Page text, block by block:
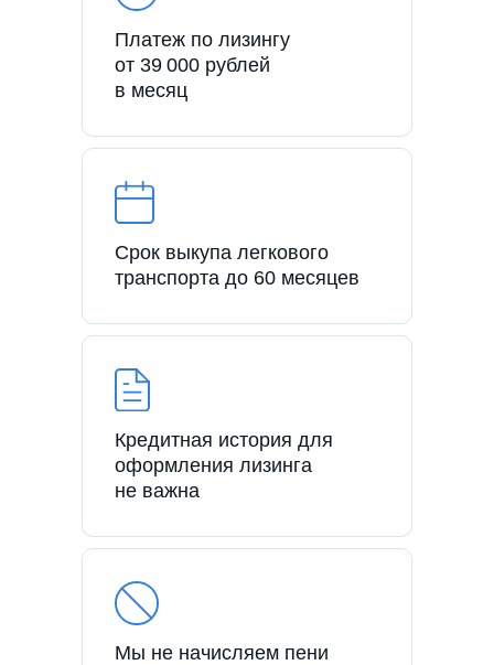
Платеж по лизингу
от 39 000 рублей
в месяц
Срок выкупа легкового
транспорта до 60 месяцев
Кредитная история для
оформления лизинга
не важна
Мы не начисляем пени